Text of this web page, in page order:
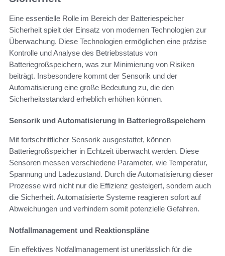
Eine essentielle Rolle im Bereich der Batteriespeicher
Sicherheit spielt der Einsatz von modernen Technologien zur
Überwachung. Diese Technologien ermöglichen eine präzise
Kontrolle und Analyse des Betriebsstatus von
Batteriegroßspeichern, was zur Minimierung von Risiken
beiträgt. Insbesondere kommt der Sensorik und der
Automatisierung eine große Bedeutung zu, die den
Sicherheitsstandard erheblich erhöhen können.
Sensorik und Automatisierung in Batteriegroßspeichern
Mit fortschrittlicher Sensorik ausgestattet, können
Batteriegroßspeicher in Echtzeit überwacht werden. Diese
Sensoren messen verschiedene Parameter, wie Temperatur,
Spannung und Ladezustand. Durch die Automatisierung dieser
Prozesse wird nicht nur die Effizienz gesteigert, sondern auch
die Sicherheit. Automatisierte Systeme reagieren sofort auf
Abweichungen und verhindern somit potenzielle Gefahren.
Notfallmanagement und Reaktionspläne
Ein effektives Notfallmanagement ist unerlässlich für die